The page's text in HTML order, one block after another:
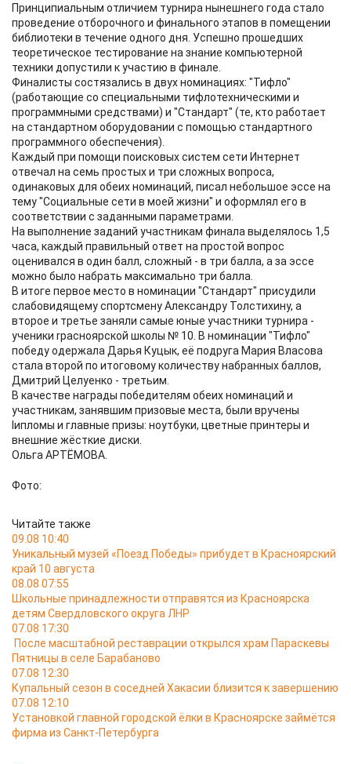
Принципиальным отличием турнира нынешнего года стало
проведение отборочного и финального этапов в помещении
библиотеки в течение одного дня. Успешно прошедших
теоретическое тестирование на знание компьютерной
техники допустили к участию в финале.
Финалисты состязались в двух номинациях: "Тифло"
(работающие со специальными тифлотехническими и
программными средствами) и "Стандарт" (те, кто работает
на стандартном оборудовании с помощью стандартного
программного обеспечения).
Каждый при помощи поисковых систем сети Интернет
отвечал на семь простых и три сложных вопроса,
одинаковых для обеих номинаций, писал небольшое эссе на
тему "Социальные сети в моей жизни" и оформлял его в
соответствии с заданными параметрами.
На выполнение заданий участникам финала выделялось 1,5
часа, каждый правильный ответ на простой вопрос
оценивался в один балл, сложный - в три балла, а за эссе
можно было набрать максимально три балла.
В итоге первое место в номинации "Стандарт" присудили
слабовидящему спортсмену Александру Толстихину, а
второе и третье заняли самые юные участники турнира -
ученики rрасноярской школы № 10. В номинации "Тифло"
победу одержала Дарья Куцык, её подруга Мария Власова
стала второй по итоговому количеству набранных баллов,
Дмитрий Целуенко - третьим.
В качестве награды победителям обеих номинаций и
участникам, занявшим призовые места, были вручены
lипломы и главные призы: ноутбуки, цветные принтеры и
внешние жёсткие диски.
Ольга АРТЁМОВА.
Фото:
Читайте также
09.08 10:40
Уникальный музей «Поезд Победы» прибудет в Красноярский
край 10 августа
08.08 07:55
Школьные принадлежности отправятся из Красноярска
детям Свердловского округа ЛНР
07.08 17:30
После масштабной реставрации открылся храм Параскевы
Пятницы в селе Барабаново
07.08 12:30
Купальный сезон в соседней Хакасии близится к завершению
07.08 12:10
Установкой главной городской ёлки в Красноярске займётся
фирма из Санкт-Петербурга